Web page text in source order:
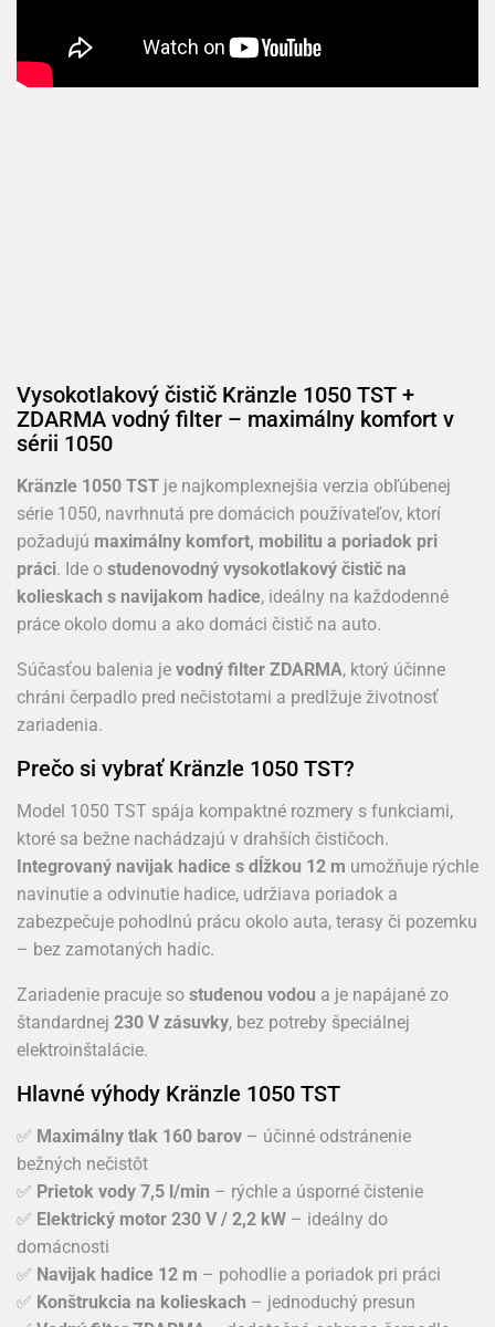
Vysokotlakový čistič Kränzle 1050 TST +
ZDARMA vodný filter – maximálny komfort v
sérii 1050
Kränzle 1050 TST je najkomplexnejšia verzia obľúbenej
série 1050, navrhnutá pre domácich používateľov, ktorí
požadujú maximálny komfort, mobilitu a poriadok pri
práci. Ide o studenovodný vysokotlakový čistič na
kolieskach s navijakom hadice, ideálny na každodenné
práce okolo domu a ako domáci čistič na auto.
Súčasťou balenia je vodný filter ZDARMA, ktorý účinne
chráni čerpadlo pred nečistotami a predlžuje životnosť
zariadenia.
Prečo si vybrať Kränzle 1050 TST?
Model 1050 TST spája kompaktné rozmery s funkciami,
ktoré sa bežne nachádzajú v drahších čističoch.
Integrovaný navijak hadice s dĺžkou 12 m umožňuje rýchle
navinutie a odvinutie hadice, udržiava poriadok a
zabezpečuje pohodlnú prácu okolo auta, terasy či pozemku
– bez zamotaných hadíc.
Zariadenie pracuje so studenou vodou a je napájané zo
štandardnej 230 V zásuvky, bez potreby špeciálnej
elektroinštalácie.
Hlavné výhody Kränzle 1050 TST
✅ Maximálny tlak 160 barov – účinné odstránenie
bežných nečistôt
✅ Prietok vody 7,5 l/min – rýchle a úsporné čistenie
✅ Elektrický motor 230 V / 2,2 kW – ideálny do
domácnosti
✅ Navijak hadice 12 m – pohodlie a poriadok pri práci
✅ Konštrukcia na kolieskach – jednoduchý presun